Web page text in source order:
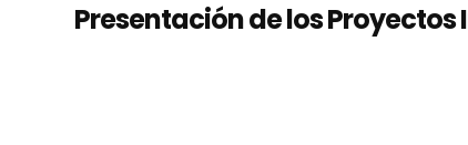
Presentación de los